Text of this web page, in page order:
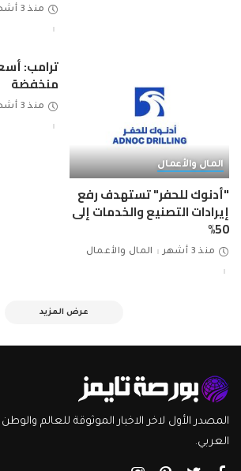
منذ 3 أشهر
المال والأعمال
"أدنوك للحفر" تستهدف رفع
إيرادات التصنيع والخدمات إلى
50%
منذ 3 أشهر المال والأعمال
ترامب:
منخفضة
منذ 3 أشهر
عرض المزيد
المصدر الأول لاخر الاخبار الموثوقة للعالم والوطن
العربي.